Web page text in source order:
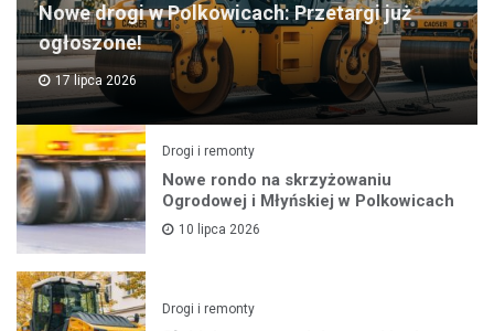
Nowe drogi w Polkowicach: Przetargi już
ogłoszone!
17 lipca 2026
Drogi i remonty
Nowe rondo na skrzyżowaniu
Ogrodowej i Młyńskiej w Polkowicach
10 lipca 2026
Drogi i remonty